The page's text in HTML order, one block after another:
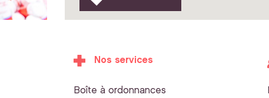
Nos services
Boîte à ordonnances